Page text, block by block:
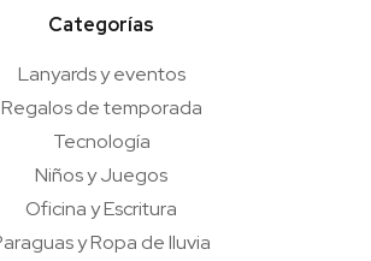
Categorías
Lanyards y eventos
Regalos de temporada
Tecnología
Niños y Juegos
Oficina y Escritura
y Ropa de lluvia